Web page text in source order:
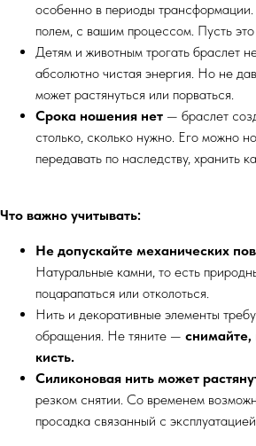
особенно в периоды
полем, с вашим процессом. Пусть
Детям и животным трогать браслет
абсолютно чистая энергия. Но не
может растянуться или порваться.
Срока ношения нет — браслет
столько, сколько нужно. Его можно
передавать по наследству, хранить
Что важно учитывать:
Не допускайте механических
Натуральные камни, то есть
поцарапаться или отколоться.
Нить и декоративные элементы
обращения. Не тяните — снимайте,
кисть.
Силиконовая нить может
резком снятии. Со временем
просадка связанный с